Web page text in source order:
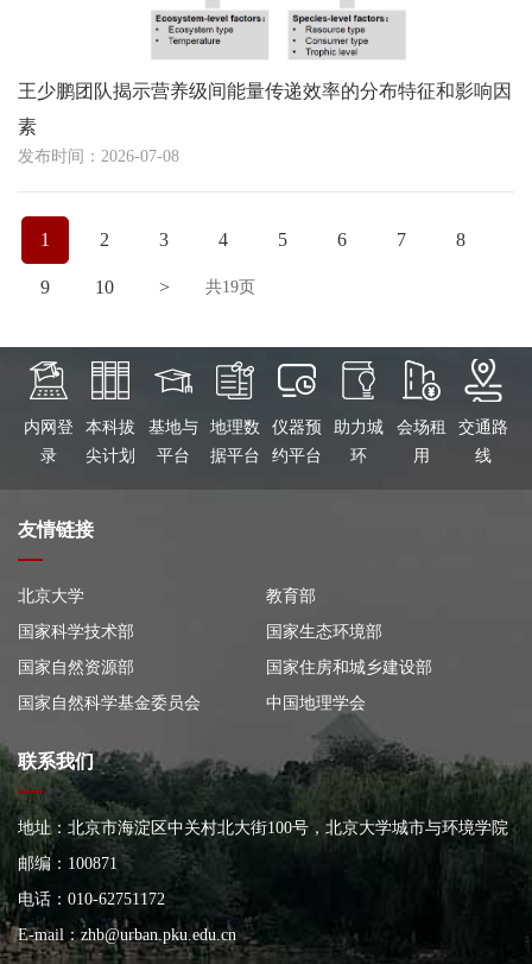
王少鹏团队揭示营养级间能量传递效率的分布特征和影响因
素
发布时间：2026-07-08
1 2 3 4 5 6 7 8
9 10 > 共19页
内网登
录
本科拔
尖计划
基地与
平台
地理数
据平台
仪器预
约平台
助力城
环
会场租
用
交通路
线
友情链接
北京大学
教育部
国家科学技术部
国家生态环境部
国家自然资源部
国家住房和城乡建设部
国家自然科学基金委员会
中国地理学会
联系我们
地址：北京市海淀区中关村北大街100号，北京大学城市与环境学院
大楼
邮编：100871
电话：010-62751172
E-mail：zhb@urban.pku.edu.cn